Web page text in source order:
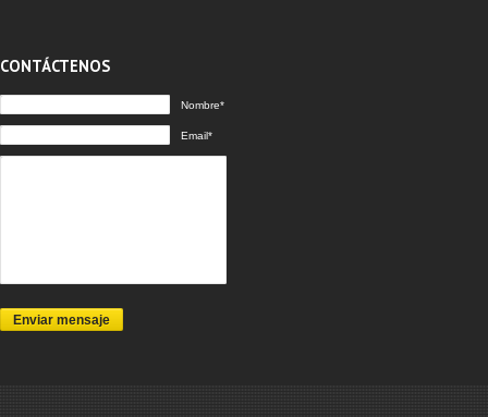
CONTÁCTENOS
Nombre*
Email*
Enviar mensaje